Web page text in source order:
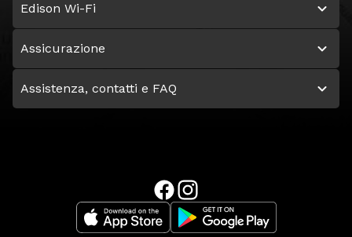
Edison Wi-Fi
Assicurazione
Assistenza, contatti e FAQ